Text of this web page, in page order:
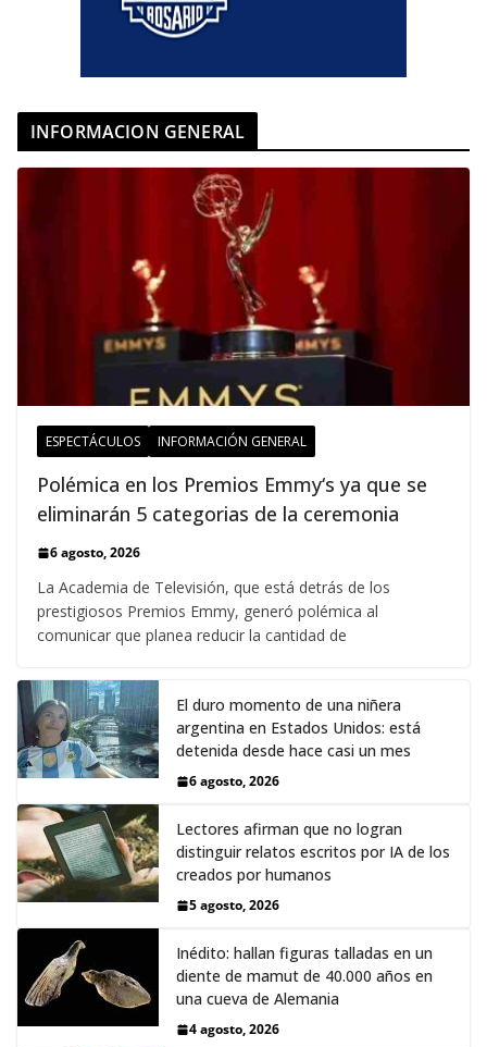
INFORMACION GENERAL
ESPECTÁCULOS INFORMACIÓN GENERAL
Polémica en los Premios Emmy‘s ya que se
eliminarán 5 categorias de la ceremonia
6 agosto, 2026
La Academia de Televisión, que está detrás de los
prestigiosos Premios Emmy, generó polémica al
comunicar que planea reducir la cantidad de
El duro momento de una niñera
argentina en Estados Unidos: está
detenida desde hace casi un mes
6 agosto, 2026
Lectores afirman que no logran
distinguir relatos escritos por IA de los
creados por humanos
5 agosto, 2026
Inédito: hallan figuras talladas en un
diente de mamut de 40.000 años en
una cueva de Alemania
4 agosto, 2026